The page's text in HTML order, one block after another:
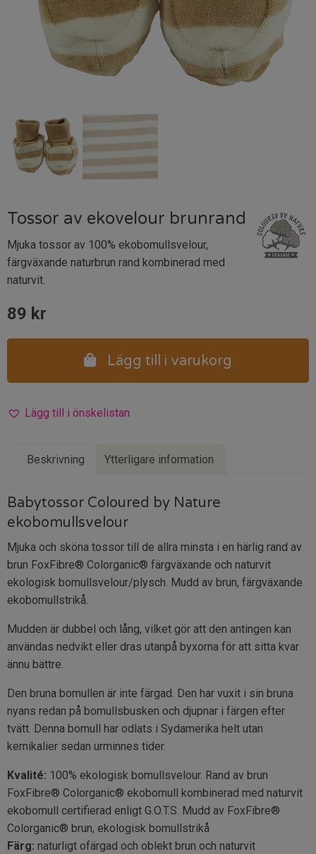
Tossor av ekovelour brunrand
Mjuka tossor av 100% ekobomullsvelour,
färgväxande naturbrun rand kombinerad med
naturvit.
89 kr
Lägg till i varukorg
Lägg till i önskelistan
Beskrivning Ytterligare information
Babytossor Coloured by Nature
ekobomullsvelour
Mjuka och sköna tossor till de allra minsta i en härlig rand av
brun FoxFibre® Colorganic® färgväxande och naturvit
ekologisk bomullsvelour/plysch. Mudd av brun, färgväxande
ekobomullstrikå.
Mudden är dubbel och lång, vilket gör att den antingen kan
användas nedvikt eller dras utanpå byxorna för att sitta kvar
ännu bättre.
Den bruna bomullen är inte färgad. Den har vuxit i sin bruna
nyans redan på bomullsbusken och djupnar i färgen efter
tvätt. Denna bomull har odlats i Sydamerika helt utan
kemikalier sedan urminnes tider.
Kvalité: 100% ekologisk bomullsvelour. Rand av brun
FoxFibre® Colorganic® ekobomull kombinerad med naturvit
ekobomull certifierad enligt G.O.T.S. Mudd av FoxFibre®
Colorganic® brun, ekologisk bomullstrikå
Färg: naturligt ofärgad och oblekt brun och naturvit